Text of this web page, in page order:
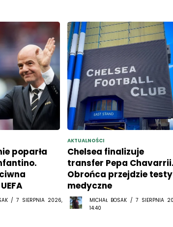
poparła
/ 7 SIERPNIA 2026,
AKTUALNOŚCI
Chelsea finalizuje
transfer Pepa Chavarrii.
Obrońca przejdzie testy
medyczne
MICHAŁ BOSAK / 7 SIERPNIA
14:40